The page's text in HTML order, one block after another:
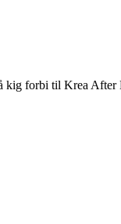
forbi til Krea After